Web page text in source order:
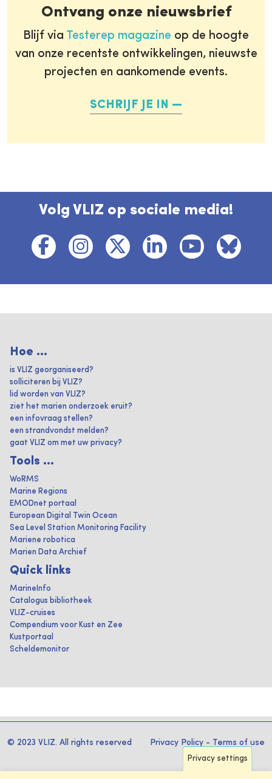
Ontvang onze nieuwsbrief
Blijf via Testerep magazine op de hoogte
van onze recentste ontwikkelingen, nieuwste
projecten en aankomende events.
SCHRIJF JE IN
Volg VLIZ op sociale media!
Hoe ...
is VLIZ georganiseerd?
solliciteren bij VLIZ?
lid worden van VLIZ?
ziet het marien onderzoek eruit?
een infovraag stellen?
een strandvondst melden?
gaat VLIZ om met uw privacy?
Tools ...
WoRMS
Marine Regions
EMODnet portaal
European Digital Twin Ocean
Sea Level Station Monitoring Facility
Mariene robotica
Marien Data Archief
Quick links
MarineInfo
Catalogus bibliotheek
VLIZ-cruises
Compendium voor Kust en Zee
Kustportaal
Scheldemonitor
© 2023 VLIZ. All rights reserved Privacy Policy - Terms of use
Privacy settings